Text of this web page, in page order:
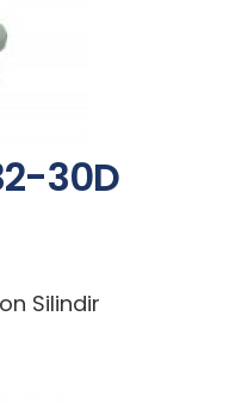
30D
Silindir